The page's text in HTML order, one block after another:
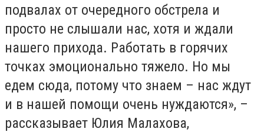
подвалах от очередного обстрела и
просто не слышали нас, хотя и ждали
нашего прихода. Работать в горячих
точках эмоционально тяжело. Но мы
едем сюда, потому что знаем – нас ждут
и в нашей помощи очень нуждаются», –
рассказывает Юлия Малахова,